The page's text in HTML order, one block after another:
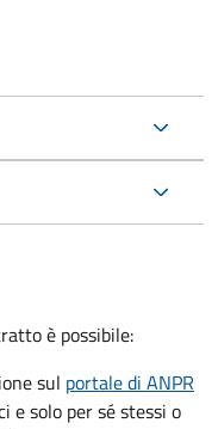
è possibile:
sul portale di ANPR
e solo per sé stessi o